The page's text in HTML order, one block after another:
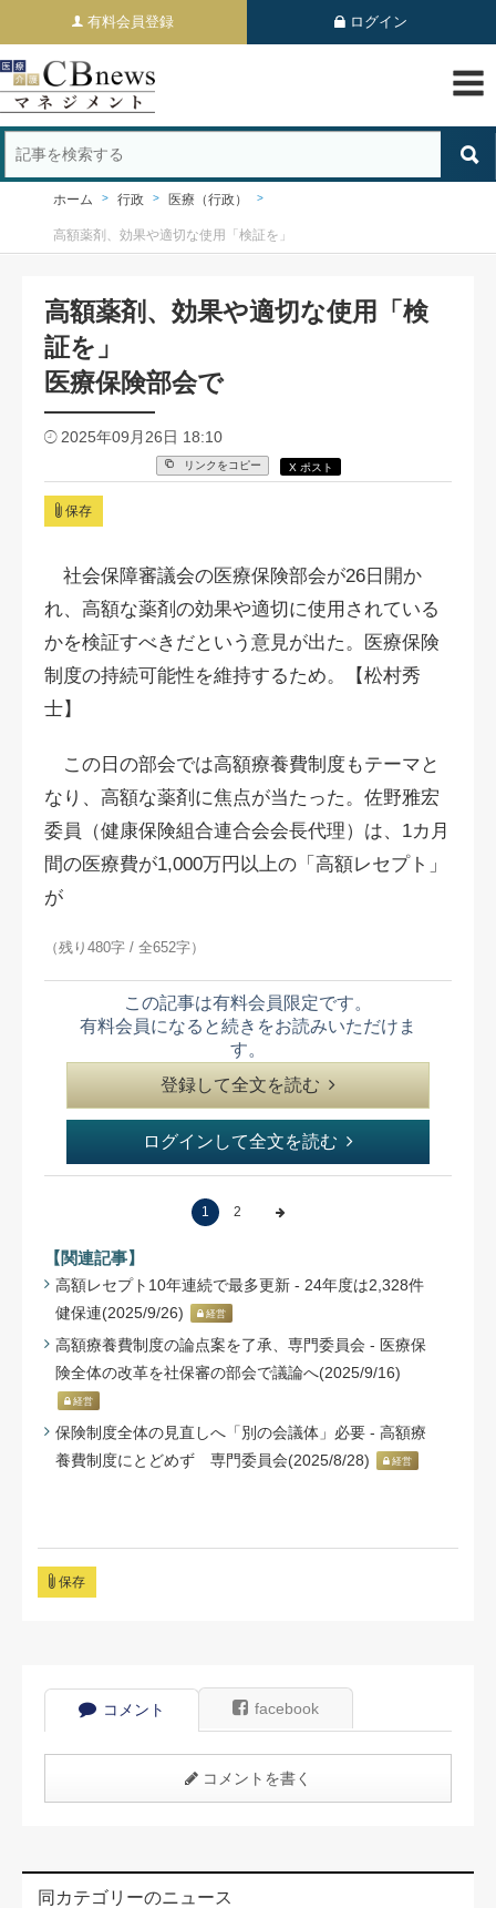
有料会員登録 ログイン
ホーム 行政 医療（行政）
高額薬剤、効果や適切な使用「検証を」
高額薬剤、効果や適切な使用「検
証を」
医療保険部会で
2025年09月26日 18:10
リンクをコピー X ポスト
保存
社会保障審議会の医療保険部会が26日開か
れ、高額な薬剤の効果や適切に使用されている
かを検証すべきだという意見が出た。医療保険
制度の持続可能性を維持するため。【松村秀
士】
この日の部会では高額療養費制度もテーマと
なり、高額な薬剤に焦点が当たった。佐野雅宏
委員（健康保険組合連合会会長代理）は、1カ月
間の医療費が1,000万円以上の「高額レセプト」
が
（残り480字 / 全652字）
この記事は有料会員限定です。
有料会員になると続きをお読みいただけま
す。
登録して全文を読む
ログインして全文を読む
1 2
【関連記事】
高額レセプト10年連続で最多更新 - 24年度は2,328件
健保連(2025/9/26)
経営
高額療養費制度の論点案を了承、専門委員会 - 医療保
険全体の改革を社保審の部会で議論へ(2025/9/16)
経営
保険制度全体の見直しへ「別の会議体」必要 - 高額療
養費制度にとどめず 専門委員会(2025/8/28)
経営
保存
コメント facebook
コメントを書く
同カテゴリーのニュース